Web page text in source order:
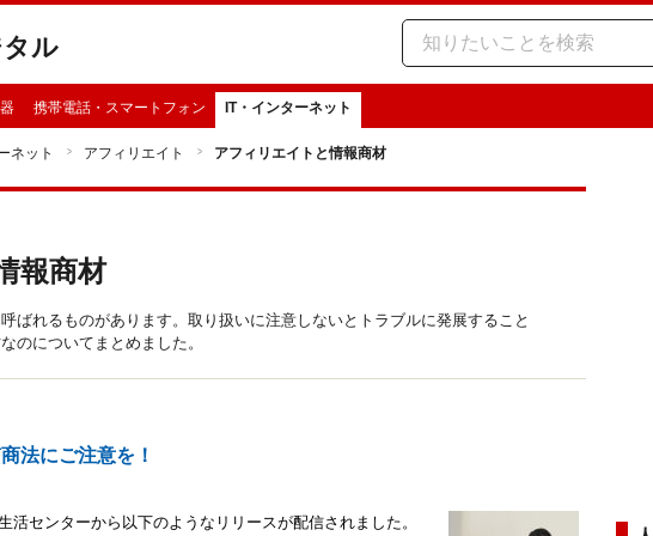
ル
携帯電話・スマートフォン IT・インターネット
ネット アフィリエイト アフィリエイトと情報商材
報商材
ばれるものがあります。取り扱いに注意しないとトラブルに発展すること
についてまとめました。
法にご注意を！
活センターから以下のようなリリースが配信されました。